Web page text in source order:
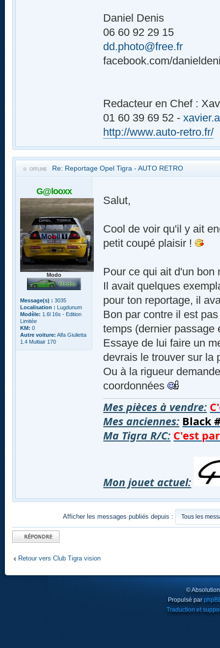
Daniel Denis
06 60 92 29 15
dd.photo@free.fr
facebook.com/
Redacteur en Chef :
01 60 39 69 52 -
http://www.auto-retro.fr/
Re: Reportage Opel Tigra - AUTO RETRO
G@looxx
Modo
Message(s) : 3035
Localisation : Lugdunum
Modèle: 1.6l 16s - Edition
Limitée
KM: 0
Autre voiture: Alfa Giulietta
1.4 Multiair 170
Salut,
Cool de voir qu'il y ait
petit coupé plaisir !
Pour ce qui ait d'un bon
Il avait quelques
pour ton reportage, il
Bon par contre il est
temps (dernier
Essaye de lui faire un
devrais le trouver sur la
Ou à la rigueur
coordonnées
Mes pièces à vendre:
Mes anciennes: Black
Ma Tigra R/C: C'est
Mon jouet actuel:
Afficher les messages publiés depuis :
Publier une
réponse
Retour vers Club Tigra vision
©
Propulsé par
Traduction et